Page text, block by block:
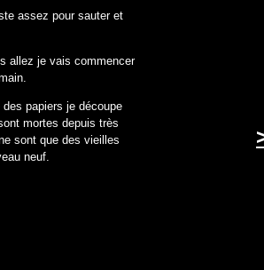
assez pour sauter et
allez je vais commencer
papiers je découpe
mortes depuis très
sont que des vieilles
neuf.